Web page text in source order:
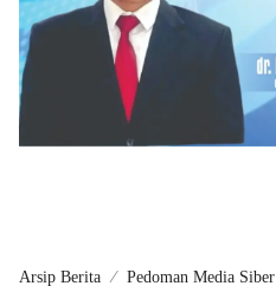
Arsip Berita Pedoman Media Siber